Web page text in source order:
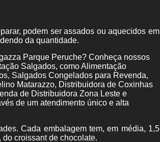
podem ser assados ou aquecidos em
da quantidade.
Parque Peruche? Conheça nossos
Salgados, como Alimentação
Salgados Congelados para Revenda,
Matarazzo, Distribuidora de Coxinhas
de Distribuidora Zona Leste e
de um atendimento único e alta
Cada embalagem tem, em média, 1,5
croissant de chocolate.